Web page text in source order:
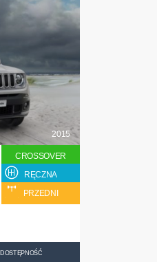
2015
CROSSOVER
RĘCZNA
PRZEDNI
DOSTĘPNOŚĆ